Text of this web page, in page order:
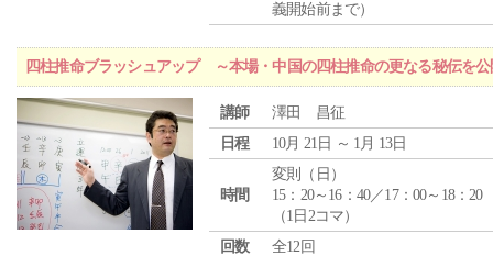
義開始前まで）
四柱推命ブラッシュアップ ～本場・中国の四柱推命の更なる秘伝を
講師
澤田 昌征
日程
10月 21日 ～ 1月 13日
時間
変則（日）
15：20～16：40／17：00～18：20
（1日2コマ）
回数
全12回